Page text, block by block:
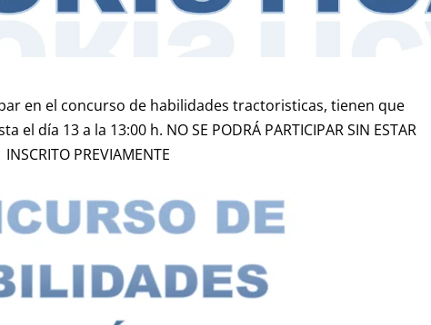
en el concurso de habilidades tractoristicas, tienen que
día 13 a la 13:00 h. NO SE PODRÁ PARTICIPAR SIN ESTAR
INSCRITO PREVIAMENTE